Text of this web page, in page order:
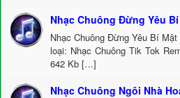
Nhạc Chuông Đừng Yêu
Nhạc Chuông Đừng Yêu Bí
loại: Nhạc Chuông Tik Tok
642 Kb […]
Nhạc Chuông Ngôi Nhà